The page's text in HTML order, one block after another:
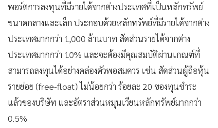
พอร์ตการลงทุนที่มีรายได้จากต่างประเทศที่เป็นหลักทรัพย์
ขนาดกลางและเล็ก ประกอบด้วยหลักทรัพย์ที่มีรายได้จากต่าง
ประเทศมากกว่า 1,000 ล้านบาท สัดส่วนรายได้จากต่าง
ประเทศมากกว่า 10% และจะต้องมีคุณสมบัติผ่านเกณฑ์ที่
สามารถลงทุนได้อย่างคล่องตัวพอสมควร เช่น สัดส่วนผู้ถือหุ้น
รายย่อย (free-float) ไม่น้อยกว่า ร้อยละ 20 ของทุนชำระ
แล้วของบริษัท และอัตราส่วนหมุนเวียนหลักทรัพย์มากกว่า
0.5%